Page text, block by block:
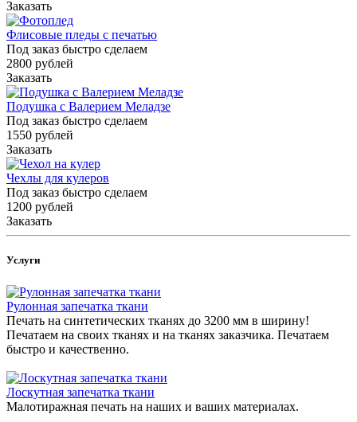
Заказать
Флисовые пледы с печатью
Под заказ быстро сделаем
2800 рублей
Заказать
Подушка с Валерием Меладзе
Под заказ быстро сделаем
1550 рублей
Заказать
Чехлы для кулеров
Под заказ быстро сделаем
1200 рублей
Заказать
Услуги
Рулонная запечатка ткани
Печать на синтетических тканях до 3200 мм в ширину!
Печатаем на своих тканях и на тканях заказчика. Печатаем
быстро и качественно.
Лоскутная запечатка ткани
Малотиражная печать на наших и ваших материалах.